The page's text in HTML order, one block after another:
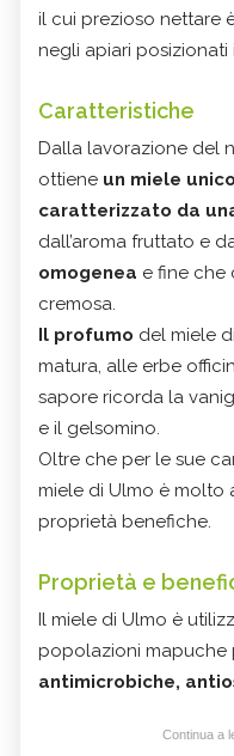
il cui prezioso nettare
negli apiari posizionati
Caratteristiche
Dalla lavorazione del
ottiene un miele
caratterizzato da
dall’aroma fruttato e
omogenea e fine che
cremosa.
Il profumo del miele
matura, alle erbe
sapore ricorda la
e il gelsomino.
Oltre che per le sue
miele di Ulmo è molto
proprietà benefiche.
Proprietà e
Il miele di Ulmo è
popolazioni mapuche
antimicrobiche,
Continua a